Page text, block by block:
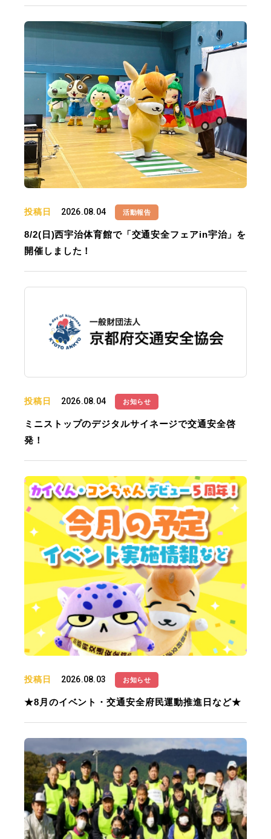
投稿日 2026.08.04 活動報告
8/2(日)西宇治体育館で「交通安全フェアin宇治」を
開催しました！
投稿日 2026.08.04 お知らせ
ミニストップのデジタルサイネージで交通安全啓
発！
投稿日 2026.08.03 お知らせ
★8月のイベント・交通安全府民運動推進日など★